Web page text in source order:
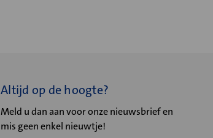
Altijd op de hoogte?
Meld u dan aan voor onze nieuwsbrief en
mis geen enkel nieuwtje!